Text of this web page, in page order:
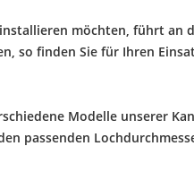
möchten, führt an
so finden Sie für Ihren
Modelle unserer
passenden